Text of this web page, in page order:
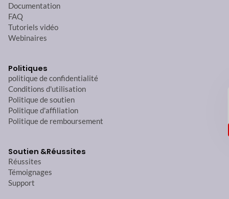
Documentation
FAQ
Tutoriels vidéo
Webinaires
Politiques
politique de confidentialité
Conditions d'utilisation
Politique de soutien
Politique d'affiliation
Politique de remboursement
Soutien &Réussites
Réussites
Témoignages
Support